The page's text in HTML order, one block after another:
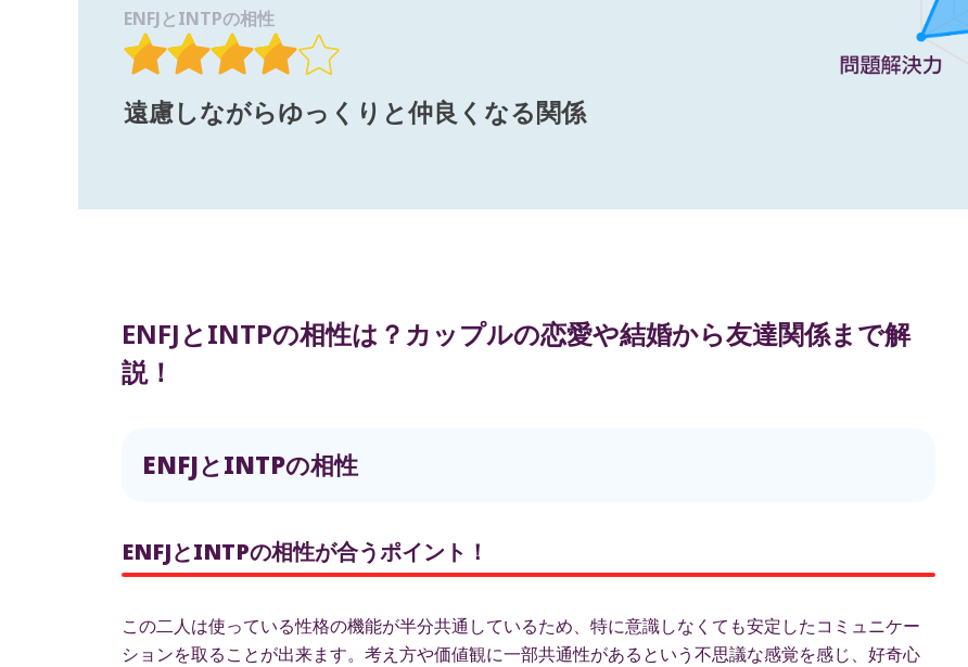
ENFJとINTPの相性
遠慮しながらゆっくりと仲良くなる関係
ENFJとINTPの相性は？カップルの恋愛や結婚から友達関係まで解
説！
ENFJとINTPの相性
ENFJとINTPの相性が合うポイント！
この二人は使っている性格の機能が半分共通しているため、特に意識しなくても安定したコミュニケー
ションを取ることが出来ます。考え方や価値観に一部共通性があるという不思議な感覚を感じ、好奇心